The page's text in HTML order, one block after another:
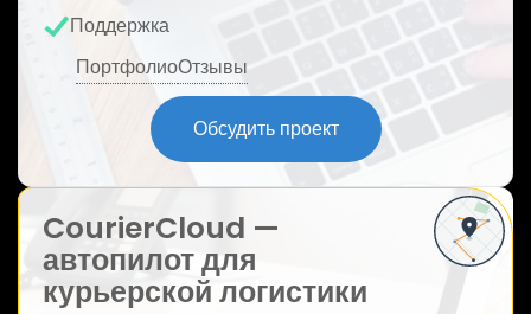
Поддержка
ПортфолиоОтзывы
Обсудить проект
CourierCloud —
автопилот для
курьерской логистики